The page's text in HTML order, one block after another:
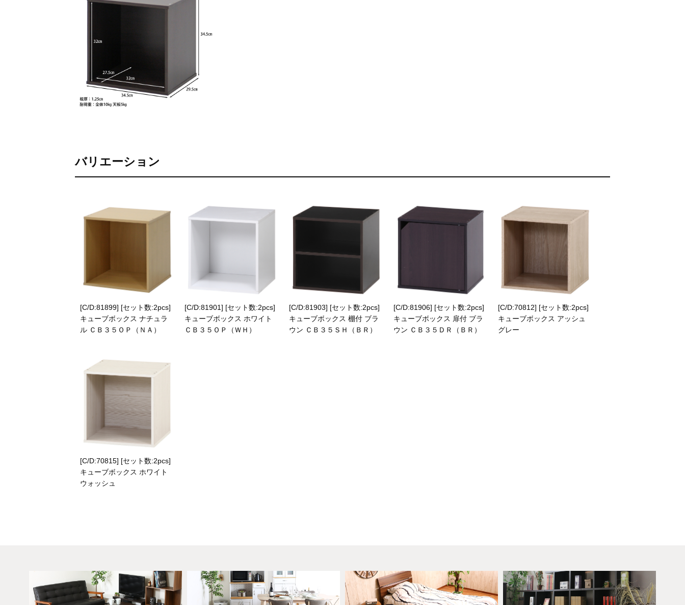
バリエーション
[C/D:81899] [セット数:2pcs]
キューブボックス ナチュラ
ル ＣＢ３５ＯＰ（ＮＡ）
[C/D:81901] [セット数:2pcs]
キューブボックス ホワイト
ＣＢ３５ＯＰ（ＷＨ）
[C/D:81903] [セット数:2pcs]
キューブボックス 棚付 ブラ
ウン ＣＢ３５ＳＨ（ＢＲ）
[C/D:81906] [セット数:2pcs]
キューブボックス 扉付 ブラ
ウン ＣＢ３５ＤＲ（ＢＲ）
[C/D:70812] [セット数:2pcs]
キューブボックス アッシュ
グレー
[C/D:70815] [セット数:2pcs]
キューブボックス ホワイト
ウォッシュ